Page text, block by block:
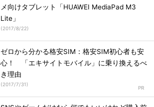
メ向けタブレット「HUAWEI MediaPad M3
Lite」
(2017/8/22)
ゼロから分かる格安SIM：格安SIM初心者も安
心！ 「エキサイトモバイル」に乗り換えるべ
き理由
(2017/7/31)